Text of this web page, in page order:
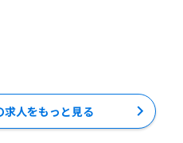
求人をもっと見る